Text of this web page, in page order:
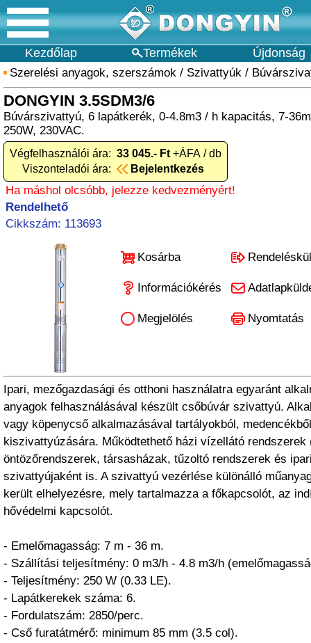
Kezdőlap Termékek Újdonság
Szerelési anyagok, szerszámok / Szivattyúk /
DONGYIN 3.5SDM3/6
Búvárszivattyú, 6 lapátkerék, 0-4.8m3 / h kapacitás, 7-
250W, 230VAC.
Végfelhasználói ára: 33 045.- Ft +ÁFA / db
Viszonteladói ára:
Bejelentkezés
Ha máshol olcsóbb, jelezze kedvezményért!
Rendelhető
Cikkszám: 113693
Kosárba
Információkérés
Megjelölés Nyomtatás
Ipari, mezőgazdasági és otthoni használatra egyaránt
anyagok felhasználásával készült csőbúvár szivattyú.
vagy köpenycső alkalmazásával tartályokból,
kiszivattyúzására. Működtethető házi vízellátó
öntözőrendszerek, társasházak, tűzoltó rendszerek és
szivattyújaként is. A szivattyú vezérlése különálló
került elhelyezésre, mely tartalmazza a főkapcsolót, az
hővédelmi kapcsolót.
- Emelőmagasság: 7 m - 36 m.
- Szállítási teljesítmény: 0 m3/h - 4.8 m3/h
- Teljesítmény: 250 W (0.33 LE).
- Lapátkerekek száma: 6.
- Fordulatszám: 2850/perc.
- Cső furatátmérő: minimum 85 mm (3.5 col).